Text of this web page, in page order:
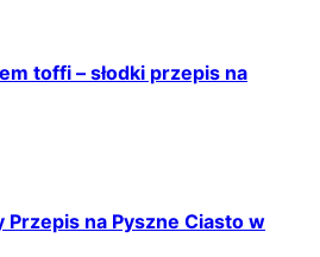
toffi – słodki przepis na
Przepis na Pyszne Ciasto w